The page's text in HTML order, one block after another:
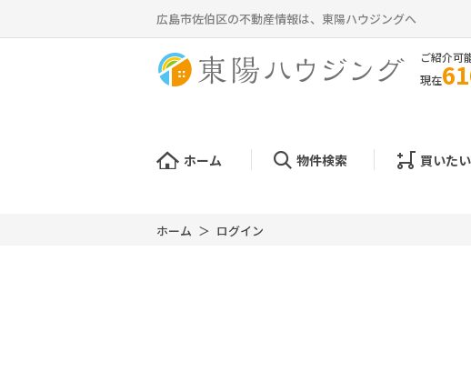
広島市佐伯区の不動産情報は、東陽ハウジングへ
ご紹介可
現在
ホーム 物件検索 買いた
ホーム ログイン